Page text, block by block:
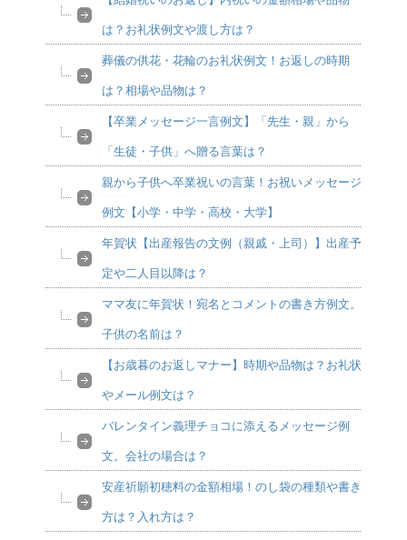
は？お礼状例文や渡し方は？
葬儀の供花・花輪のお礼状例文！お返しの時期
は？相場や品物は？
【卒業メッセージ一言例文】「先生・親」から
「生徒・子供」へ贈る言葉は？
親から子供へ卒業祝いの言葉！お祝いメッセージ
例文【小学・中学・高校・大学】
年賀状【出産報告の文例（親戚・上司）】出産予
定や二人目以降は？
ママ友に年賀状！宛名とコメントの書き方例文。
子供の名前は？
【お歳暮のお返しマナー】時期や品物は？お礼状
やメール例文は？
バレンタイン義理チョコに添えるメッセージ例
文。会社の場合は？
安産祈願初穂料の金額相場！のし袋の種類や書き
方は？入れ方は？